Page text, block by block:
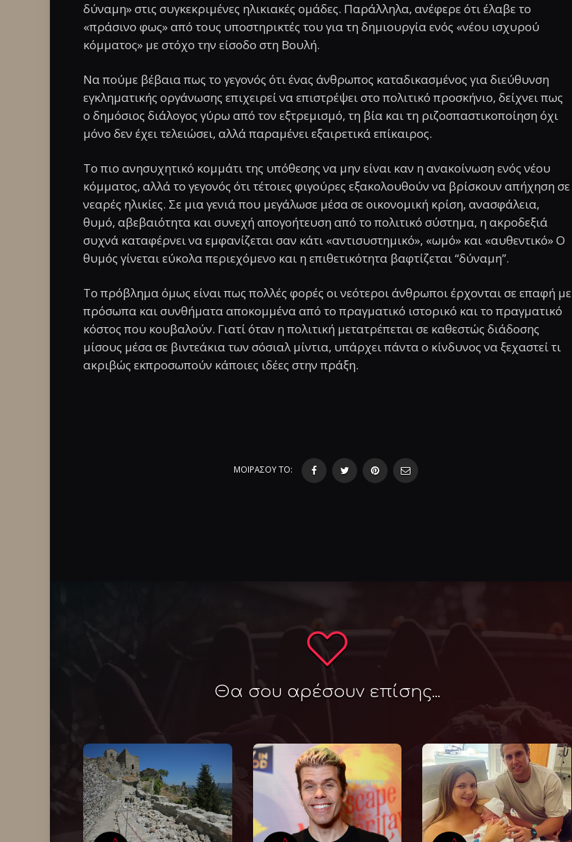
δύναμη» στις συγκεκριμένες ηλικιακές ομάδες. Παράλληλα, ανέφερε ότι έλαβε το
«πράσινο φως» από τους υποστηρικτές του για τη δημιουργία ενός «νέου ισχυρού
κόμματος» με στόχο την είσοδο στη Βουλή.
Να πούμε βέβαια πως το γεγονός ότι ένας άνθρωπος καταδικασμένος για διεύθυνση
εγκληματικής οργάνωσης επιχειρεί να επιστρέψει στο πολιτικό προσκήνιο, δείχνει πως
ο δημόσιος διάλογος γύρω από τον εξτρεμισμό, τη βία και τη ριζοσπαστικοποίηση όχι
μόνο δεν έχει τελειώσει, αλλά παραμένει εξαιρετικά επίκαιρος.
Το πιο ανησυχητικό κομμάτι της υπόθεσης να μην είναι καν η ανακοίνωση ενός νέου
κόμματος, αλλά το γεγονός ότι τέτοιες φιγούρες εξακολουθούν να βρίσκουν απήχηση σε
νεαρές ηλικίες. Σε μια γενιά που μεγάλωσε μέσα σε οικονομική κρίση, ανασφάλεια,
θυμό, αβεβαιότητα και συνεχή απογοήτευση από το πολιτικό σύστημα, η ακροδεξιά
συχνά καταφέρνει να εμφανίζεται σαν κάτι «αντισυστημικό», «ωμό» και «αυθεντικό» Ο
θυμός γίνεται εύκολα περιεχόμενο και η επιθετικότητα βαφτίζεται “δύναμη”.
Το πρόβλημα όμως είναι πως πολλές φορές οι νεότεροι άνθρωποι έρχονται σε επαφή με
πρόσωπα και συνθήματα αποκομμένα από το πραγματικό ιστορικό και το πραγματικό
κόστος που κουβαλούν. Γιατί όταν η πολιτική μετατρέπεται σε καθεστώς διάδοσης
μίσους μέσα σε βιντεάκια των σόσιαλ μίντια, υπάρχει πάντα ο κίνδυνος να ξεχαστεί τι
ακριβώς εκπροσωπούν κάποιες ιδέες στην πράξη.
ΜΟΙΡΑΣΟΥ ΤΟ:
Θα σου αρέσουν επίσης...